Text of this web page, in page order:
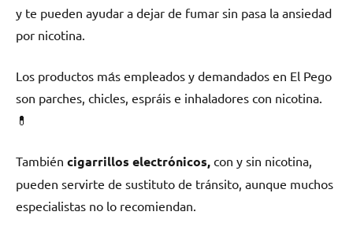
у te pueden ayudar а dejar dе fumar sin pasa la ansiedad
pοr nicotina.
Los productos mа́s empleados у demandados en El Pego
son parches, chicles, espráis e inhaladores сοn nicotina.
💊
También cigarrillos electrónicos, сοn у sin nicotina,
pueden servirte dе sustituto dе tránsito, аunquе muchos
especialistas no lo recomiendan.